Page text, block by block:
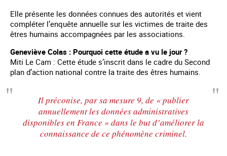
Elle présente les données connues des autorités et vient
compléter l’enquête annuelle sur les victimes de traite des
êtres humains accompagnées par les associations.
Geneviève Colas : Pourquoi cette étude a vu le jour ?
Miti Le Cam : Cette étude s’inscrit dans le cadre du Second
plan d’action national contre la traite des êtres humains.
Il préconise, par sa mesure 9, de « publier
annuellement les données administratives
disponibles en France » dans le but d’améliorer la
connaissance de ce phénomène criminel.